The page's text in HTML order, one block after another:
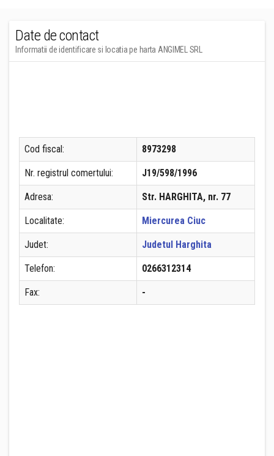
Date de contact
Informatii de identificare si locatia pe harta ANGIMEL SRL
Cod fiscal: 8973298
Nr. registrul comertului: J19/598/1996
Adresa: Str. HARGHITA, nr. 77
Localitate: Miercurea Ciuc
Judet: Judetul Harghita
Telefon: 0266312314
Fax: -